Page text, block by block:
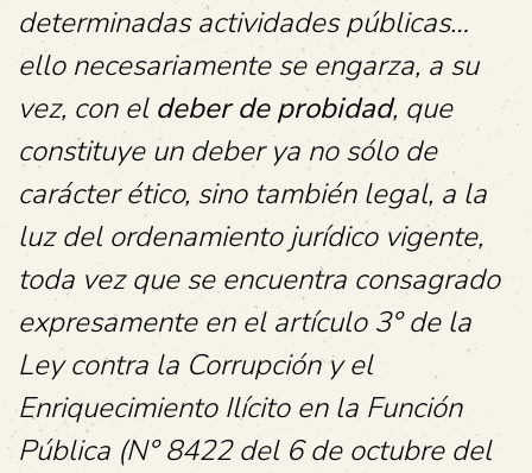
determinadas actividades públicas…
ello necesariamente se engarza, a su
vez, con el deber de probidad, que
constituye un deber ya no sólo de
carácter ético, sino también legal, a la
luz del ordenamiento jurídico vigente,
toda vez que se encuentra consagrado
expresamente en el artículo 3° de la
Ley contra la Corrupción y el
Enriquecimiento Ilícito en la Función
Pública (N° 8422 del 6 de octubre del